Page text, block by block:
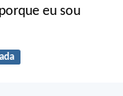
eu sou